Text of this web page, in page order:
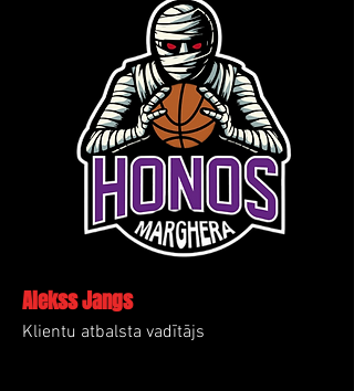
Alekss Jangs
Klientu atbalsta vadītājs